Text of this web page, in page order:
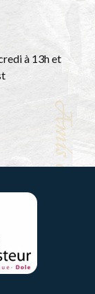
Amis de Pasteur
à 13h et